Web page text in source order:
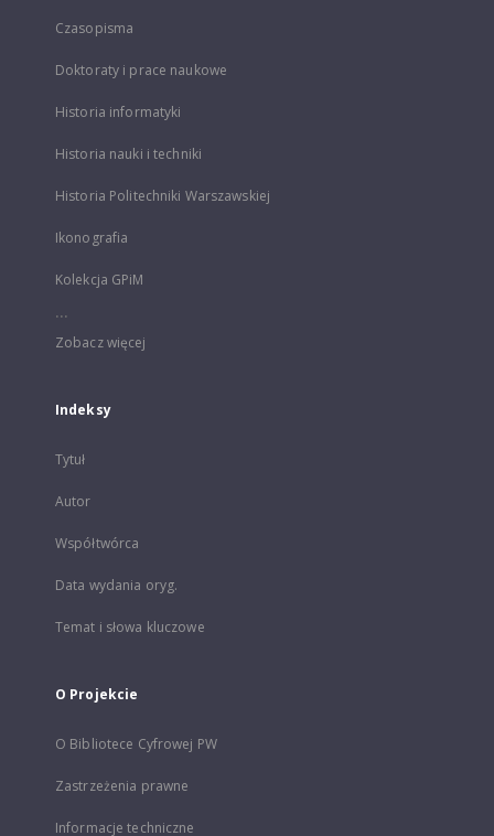
Czasopisma
Doktoraty i prace naukowe
Historia informatyki
Historia nauki i techniki
Historia Politechniki Warszawskiej
Ikonografia
Kolekcja GPiM
...
Zobacz więcej
Indeksy
Tytuł
Autor
Współtwórca
Data wydania oryg.
Temat i słowa kluczowe
O Projekcie
O Bibliotece Cyfrowej PW
Zastrzeżenia prawne
Informacje techniczne